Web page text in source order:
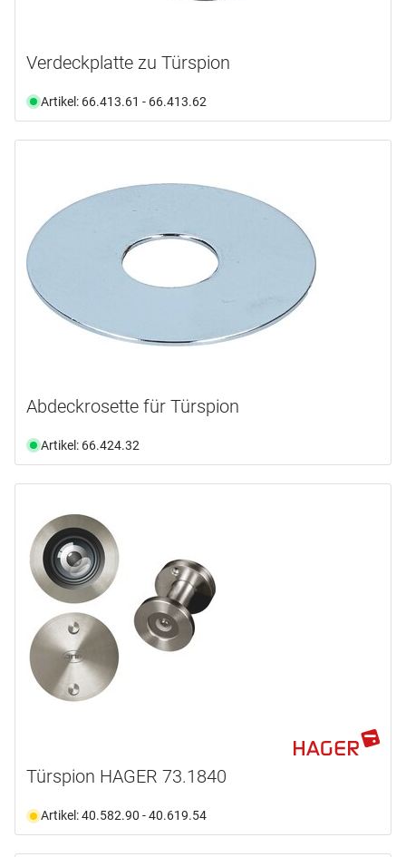
Verdeckplatte zu Türspion
Artikel: 66.413.61 - 66.413.62
Abdeckrosette für Türspion
Artikel: 66.424.32
Türspion HAGER 73.1840
Artikel: 40.582.90 - 40.619.54